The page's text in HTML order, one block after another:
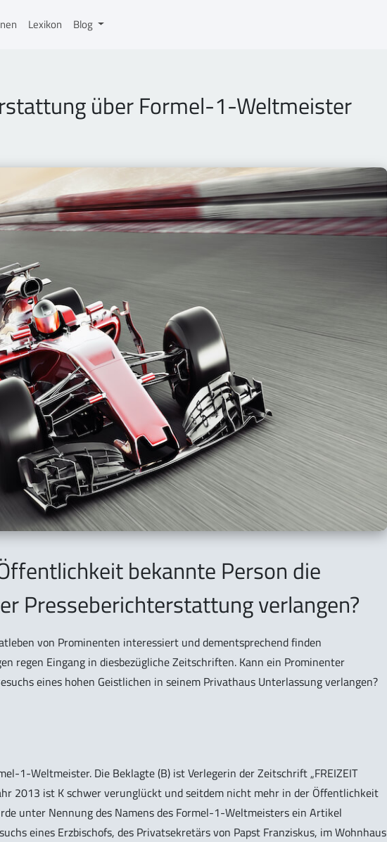
Lexikon Blog
über Formel-1-Weltmeister
bekannte Person die
Presseberichterstattung verlangen?
von Prominenten interessiert und dementsprechend finden
regen Eingang in diesbezügliche Zeitschriften. Kann ein Prominenter
eines hohen Geistlichen in seinem Privathaus Unterlassung verlangen?
1-Weltmeister. Die Beklagte (B) ist Verlegerin der Zeitschrift „FREIZEIT
2013 ist K schwer verunglückt und seitdem nicht mehr in der Öffentlichkeit
unter Nennung des Namens des Formel-1-Weltmeisters ein Artikel
eines Erzbischofs, des Privatsekretärs von Papst Franziskus, im Wohnhaus